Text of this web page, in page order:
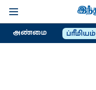
அண்மை ப்ரீமியம்